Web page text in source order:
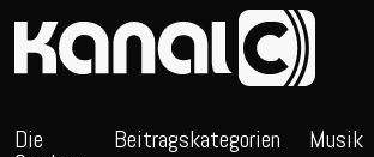
Die Beitragskategorien Musik